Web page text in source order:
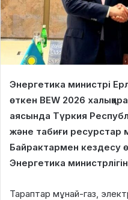
Энергетика министрі
өткен BEW 2026
аясында Түркия
және табиғи ресурстар
Байрактармен кездесу
Энергетика
Тараптар мұнай-газ,